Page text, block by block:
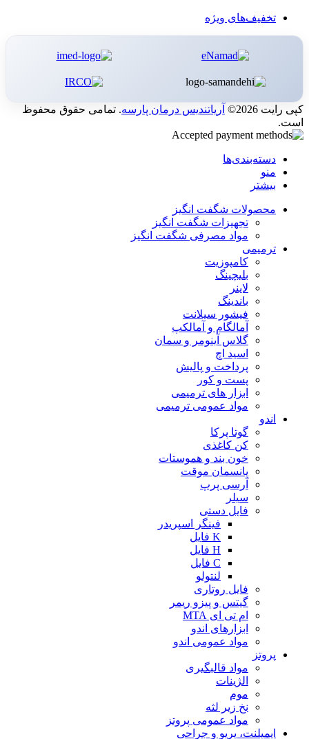
تخفیف‌های ویژه
کپی رایت 2026© آریاتندیس درمان پارسه. تمامی حقوق محفوظ
است.
دسته‌بندی‌ها
منو
بیشتر
محصولات شگفت انگیز
تجهیزات شگفت انگیز
مواد مصرفی شگفت انگیز
ترمیمی
کامپوزیت
بلیچینگ
لاینر
باندینگ
فیشور سیلانت
آمالگام و آمالکپ
گلاس آینومر و سمان
اسید اچ
پرداخت و پالیش
پست و کور
ابزار های ترمیمی
مواد عمومی ترمیمی
اندو
گوتا پرکا
کن کاغذی
خون بند و هموستات
پانسمان موقت
آرسی پرپ
سیلر
فایل دستی
فینگر اسپریدر
K فایل
H فایل
C فایل
لنتولو
فایل روتاری
گیتس و پیزو ریمر
ام تی ای MTA
ابزارهای اندو
مواد عمومی اندو
پروتز
مواد قالبگیری
الژینات
موم
نخ زیر لثه
مواد عمومی پروتز
ایمپلنت، پریو و جراحی